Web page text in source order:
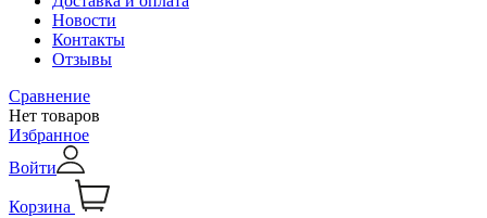
Новости
Контакты
Отзывы
Сравнение
Нет товаров
Избранное
Войти
Корзина